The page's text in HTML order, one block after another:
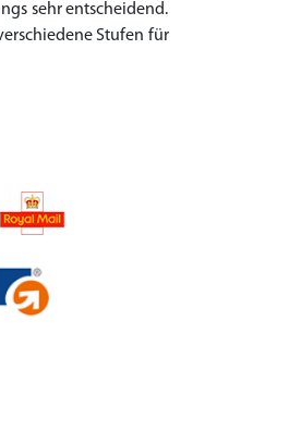
sehr entscheidend.
Stufen für